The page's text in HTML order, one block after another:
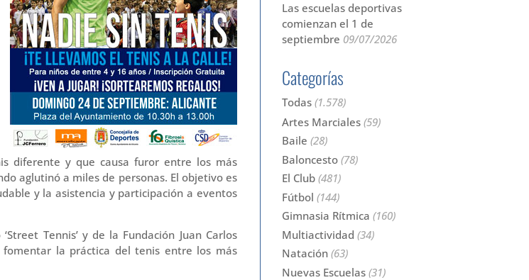
diferente y que causa furor entre los más
aglutinó a miles de personas. El objetivo es
y la asistencia y participación a eventos
Tennis’ y de la Fundación Juan Carlos
la práctica del tenis entre los más
Las escuelas deportivas
comienzan el 1 de
septiembre 09/07/2026
Categorías
Todas(1.578)
Artes Marciales(59)
Baile (28)
Baloncesto(78)
El Club(481)
Fútbol (144)
Gimnasia Rítmica (160)
Multiactividad (34)
Natación(63)
Nuevas Escuelas(31)